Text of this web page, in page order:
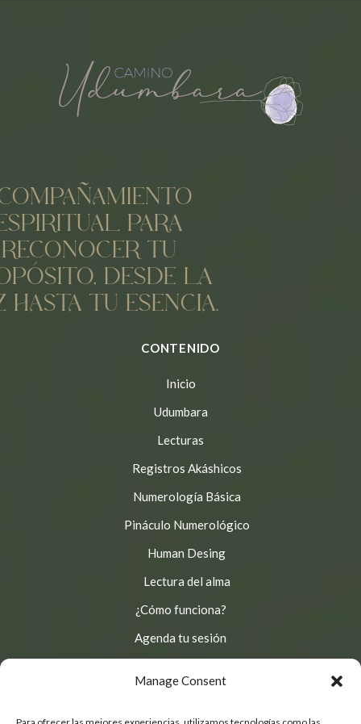
Manage Consent
PARA
RECONOCER TU
DESDE LA
HASTA TU ESENCIA.
CONTENIDO
Inicio
Udumbara
Lecturas
Registros Akáshicos
Numerología Básica
Pináculo Numerológico
Human Desing
Lectura del alma
¿Cómo funciona?
Agenda tu sesión